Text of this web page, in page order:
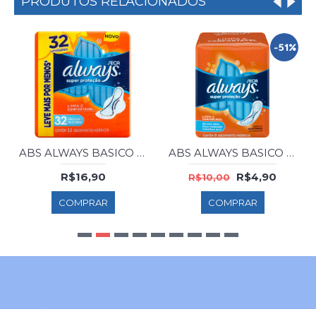
ABS ALWAYS BASICO SECA C/ABAS C/32
R$16,90
COMPRAR
-51%
ABS ALWAYS BASICO SECA S/AB C/8 (LARANJ)
R$10,00 R$4,90
COMPRAR